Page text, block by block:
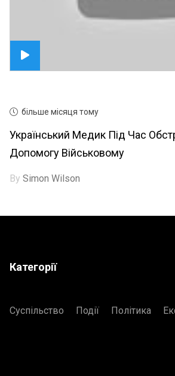
більше місяця тому
Український Медик Під Час
Допомогу Військовому
BySimon Wilson
Категорії
Суспільство Події Політика